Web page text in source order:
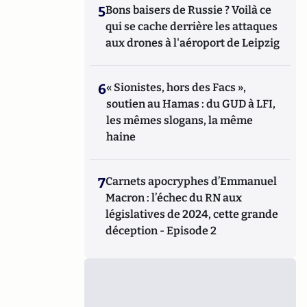
5Bons baisers de Russie ? Voilà ce
qui se cache derrière les attaques
aux drones à l'aéroport de Leipzig
6« Sionistes, hors des Facs »,
soutien au Hamas : du GUD à LFI,
les mêmes slogans, la même
haine
7Carnets apocryphes d’Emmanuel
Macron : l’échec du RN aux
législatives de 2024, cette grande
déception - Episode 2